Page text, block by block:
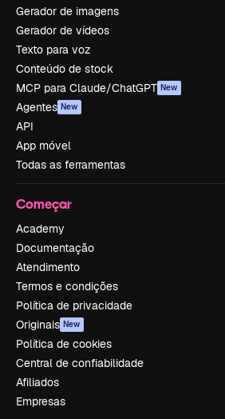
Gerador de imagens
Gerador de vídeos
Texto para voz
Conteúdo de stock
MCP para Claude/ChatGPT New
Agentes New
API
App móvel
Todas as ferramentas
Começar
Academy
Documentação
Atendimento
Termos e condições
Política de privacidade
Originais New
Política de cookies
Central de confiabilidade
Afiliados
Empresas